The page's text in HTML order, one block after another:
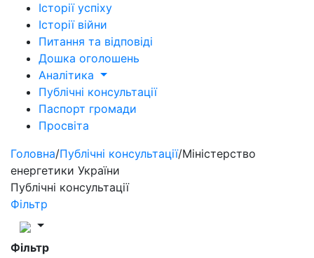
Історії успіху
Історії війни
Питання та відповіді
Дошка оголошень
Аналітика
Публічні консультації
Паспорт громади
Просвіта
Головна/Публічні консультації/Міністерство
енергетики України
Публічні консультації
Фільтр
Фільтр